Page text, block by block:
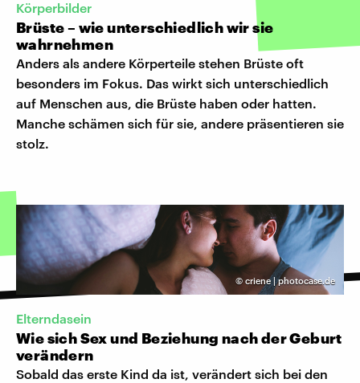
Körperbilder
Brüste – wie unterschiedlich wir sie
wahrnehmen
Anders als andere Körperteile stehen Brüste oft
besonders im Fokus. Das wirkt sich unterschiedlich
auf Menschen aus, die Brüste haben oder hatten.
Manche schämen sich für sie, andere präsentieren sie
stolz.
© criene | photocase.de
Elterndasein
Wie sich Sex und Beziehung nach der Geburt
verändern
Sobald das erste Kind da ist, verändert sich bei den